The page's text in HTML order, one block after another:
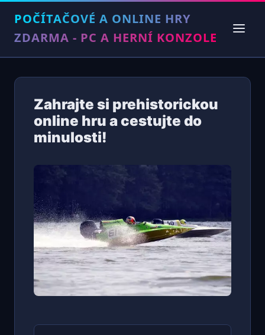
POČÍTAČOVÉ A ONLINE HRY
ZDARMA - PC A HERNÍ KONZOLE
Zahrajte si prehistorickou
online hru a cestujte do
minulosti!